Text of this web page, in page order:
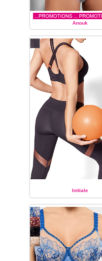
Anouk
EMPREINTE
Initiale
EMPREINTE